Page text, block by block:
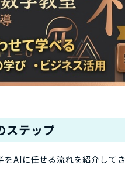
ステップ
AIに任せる流れを紹介して